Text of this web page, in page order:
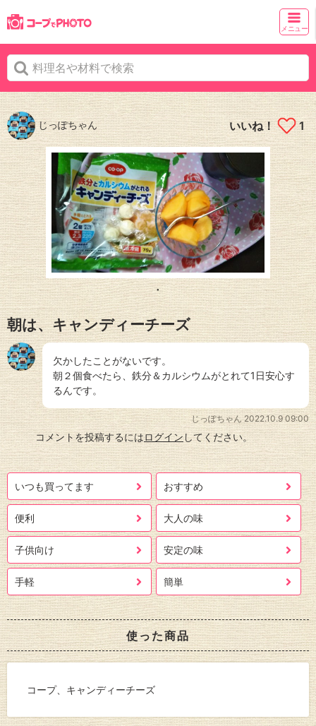
メニュー
じっぽちゃん いいね！ 1
朝は、キャンディーチーズ
欠かしたことがないです。
朝２個食べたら、鉄分＆カルシウムがとれて1日安心す
るんです。
じっぽちゃん 2022.10.9 09:00
コメントを投稿するにはログイン してください。
いつも買ってます おすすめ
便利 大人の味
子供向け 安定の味
手軽 簡単
使った商品
コープ、キャンディーチーズ